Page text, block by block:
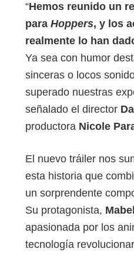
“Hemos reunido un
para Hoppers, y los
realmente lo han
Ya sea con humor
sinceras o locos
superado nuestras
señalado el director
productora Nicole
El nuevo tráiler nos
esta historia que
un sorprendente
Su protagonista, Mabel
apasionada por los
tecnología